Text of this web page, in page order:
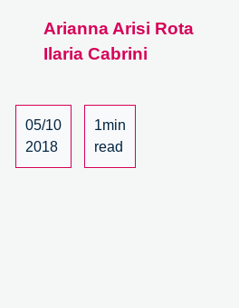
Arianna Arisi Rota
Ilaria Cabrini
05/10
2018
1min
read